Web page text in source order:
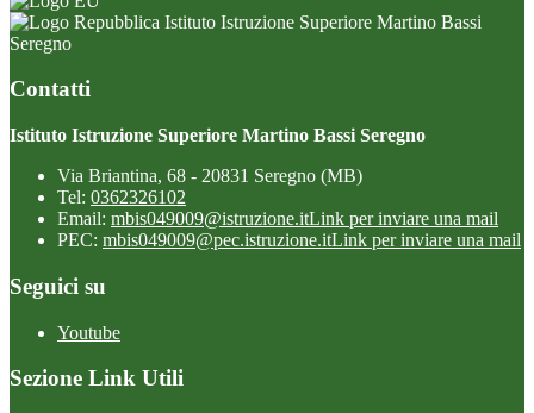
Istituto Istruzione Superiore Martino Bassi
Seregno
Contatti
Istituto Istruzione Superiore Martino Bassi Seregno
Via Briantina, 68 - 20831 Seregno (MB)
Tel: 0362326102
Email: mbis049009@istruzione.itLink per inviare una mail
PEC: mbis049009@pec.istruzione.itLink per inviare una mail
Seguici su
Youtube
Sezione Link Utili